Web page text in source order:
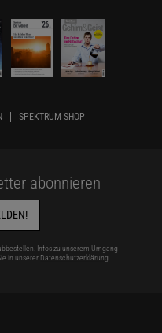
SPEKTRUM SHOP
abonnieren
Infos zu unserem Umgang
in unserer Datenschutzerklärung.